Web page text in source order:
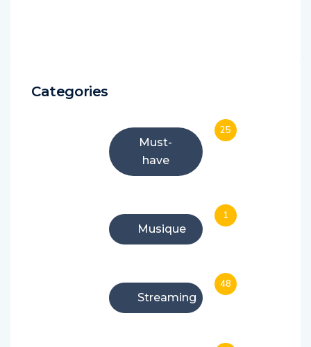
Categories
Must-
have
25
Musique
1
Streaming
48